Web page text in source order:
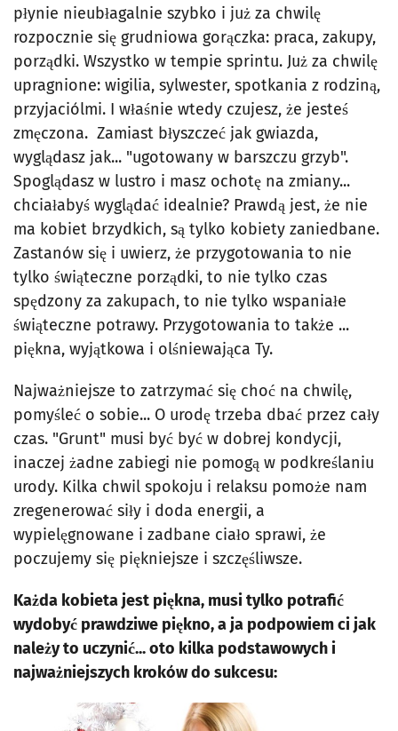
płynie nieubłagalnie szybko i już za chwilę
rozpocznie się grudniowa gorączka: praca, zakupy,
porządki. Wszystko w tempie sprintu. Już za chwilę
upragnione: wigilia, sylwester, spotkania z rodziną,
przyjaciólmi. I właśnie wtedy czujesz, że jesteś
zmęczona. Zamiast błyszczeć jak gwiazda,
wyglądasz jak... "ugotowany w barszczu grzyb".
Spoglądasz w lustro i masz ochotę na zmiany...
chciałabyś wyglądać idealnie? Prawdą jest, że nie
ma kobiet brzydkich, są tylko kobiety zaniedbane.
Zastanów się i uwierz, że przygotowania to nie
tylko świąteczne porządki, to nie tylko czas
spędzony za zakupach, to nie tylko wspaniałe
świąteczne potrawy. Przygotowania to także ...
piękna, wyjątkowa i olśniewająca Ty.
Najważniejsze to zatrzymać się choć na chwilę,
pomyśleć o sobie... O urodę trzeba dbać przez cały
czas. "Grunt" musi być być w dobrej kondycji,
inaczej żadne zabiegi nie pomogą w podkreślaniu
urody. Kilka chwil spokoju i relaksu pomoże nam
zregenerować siły i doda energii, a
wypielęgnowane i zadbane ciało sprawi, że
poczujemy się piękniejsze i szczęśliwsze.
Każda kobieta jest piękna, musi tylko potrafić
wydobyć prawdziwe piękno, a ja podpowiem ci jak
należy to uczynić... oto kilka podstawowych i
najważniejszych kroków do sukcesu: